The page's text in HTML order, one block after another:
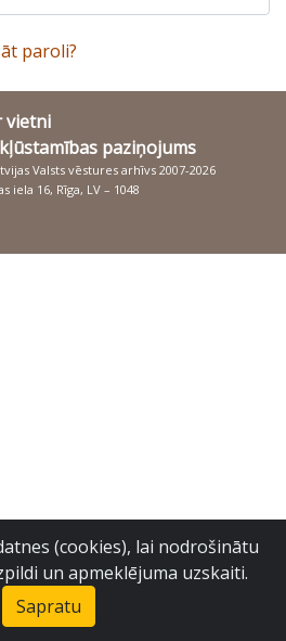
paroli?
vietni
paziņojums
Valsts vēstures arhīvs 2007-2026
iela 16, Rīga, LV – 1048
(cookies), lai nodrošinātu
un apmeklējuma uzskaiti.
Sapratu